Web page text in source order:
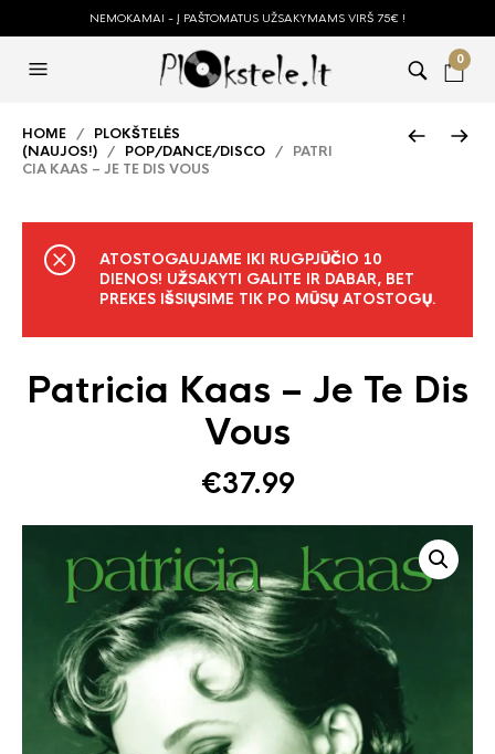
NEMOKAMAI - Į PAŠTOMATUS UŽSAKYMAMS VIRŠ 75€ !
0
HOME / PLOKŠTELĖS
(NAUJOS!) / POP/DANCE/DISCO / PATRI
CIA KAAS – JE TE DIS VOUS
ATOSTOGAUJAME IKI RUGPJŪČIO 10
DIENOS! UŽSAKYTI GALITE IR DABAR, BET
PREKES IŠSIŲSIME TIK PO MŪSŲ ATOSTOGŲ.
Patricia Kaas – Je Te Dis
Vous
€37.99